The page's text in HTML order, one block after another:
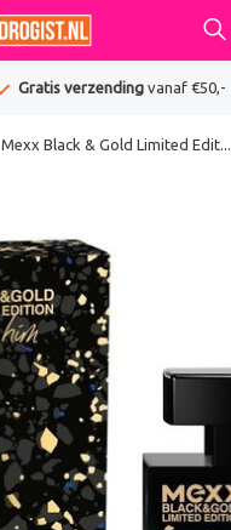
Gratis verzendingvanaf €50,-
Mexx Black & Gold Limited Edit...